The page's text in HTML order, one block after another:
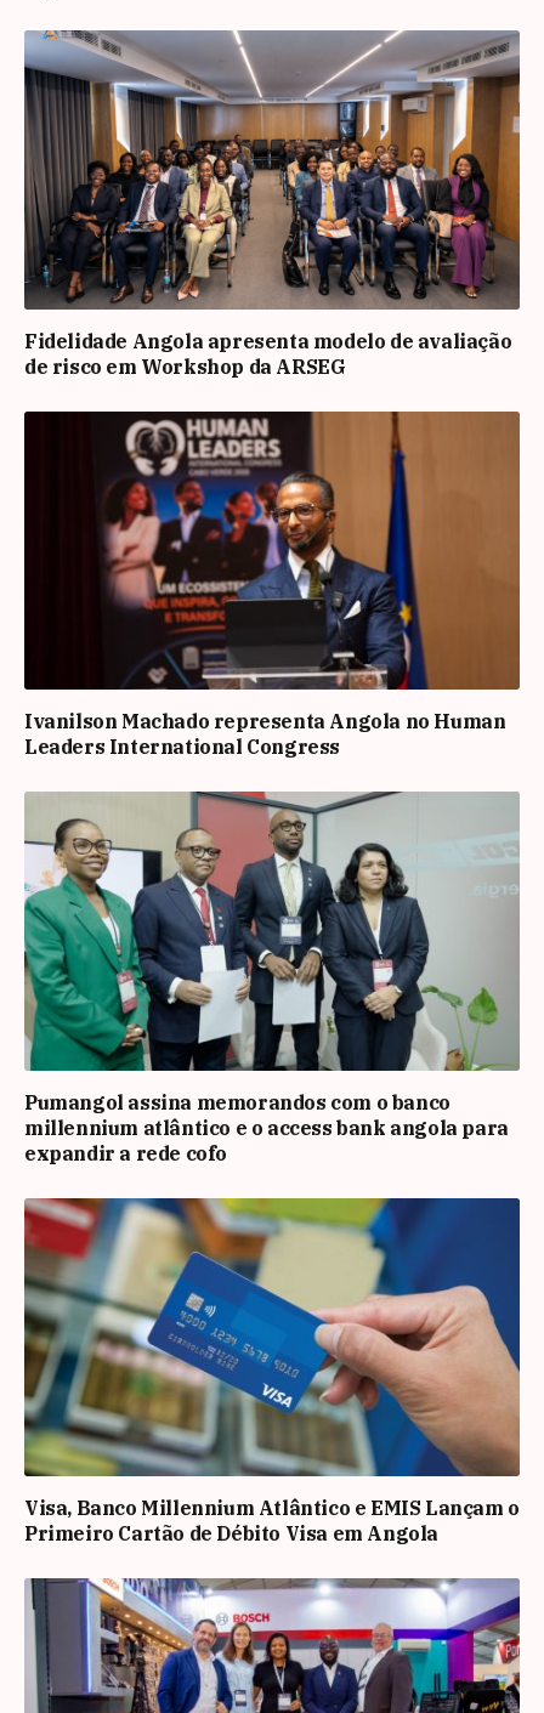
Fidelidade Angola apresenta modelo de avaliação
de risco em Workshop da ARSEG
Ivanilson Machado representa Angola no Human
Leaders International Congress
Pumangol assina memorandos com o banco
millennium atlântico e o access bank angola para
expandir a rede cofo
Visa, Banco Millennium Atlântico e EMIS Lançam o
Primeiro Cartão de Débito Visa em Angola